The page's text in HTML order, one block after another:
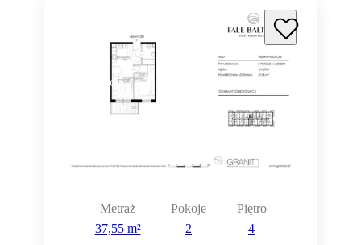
Rezerwacja
Metraż
37,55 m²
Pokoje
2
Piętro
4